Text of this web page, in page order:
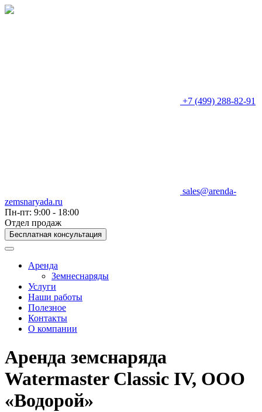
+7 (499) 288-82-91
sales@arenda-
zemsnaryada.ru
Пн-пт: 9:00 - 18:00
Отдел продаж
Бесплатная консультация
Аренда
Земнеснаряды
Услуги
Наши работы
Полезное
Контакты
О компании
Аренда земснаряда
Watermaster Сlassic IV, ООО
«Водорой»